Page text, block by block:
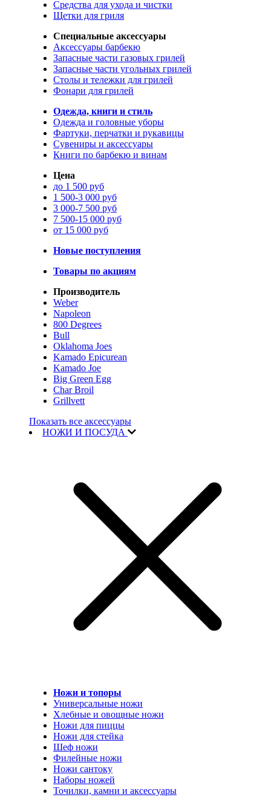
Средства для ухода и чистки
Щетки для гриля
Специальные аксессуары
Аксессуары барбекю
Запасные части газовых грилей
Запасные части угольных грилей
Столы и тележки для грилей
Фонари для грилей
Одежда, книги и стиль
Одежда и головные уборы
Фартуки, перчатки и рукавицы
Сувениры и аксессуары
Книги по барбекю и винам
Цена
до 1 500 руб
1 500-3 000 руб
3 000-7 500 руб
7 500-15 000 руб
от 15 000 руб
Новые поступления
Товары по акциям
Производитель
Weber
Napoleon
800 Degrees
Bull
Oklahoma Joes
Kamado Epicurean
Kamado Joe
Big Green Egg
Char Broil
Grillvett
Показать все аксессуары
НОЖИ И ПОСУДА
Ножи и топоры
Универсальные ножи
Хлебные и овощные ножи
Ножи для пиццы
Ножи для стейка
Шеф ножи
Филейные ножи
Ножи сантоку
Наборы ножей
Точилки, камни и аксессуары